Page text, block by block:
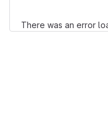
There was an error